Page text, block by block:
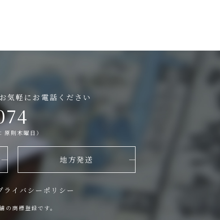
お気軽にお電話ください
則木曜日）
地方発送
ライバシーポリシー
の商標登録です。